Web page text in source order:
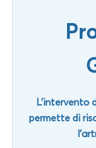
L’intervento
permette di